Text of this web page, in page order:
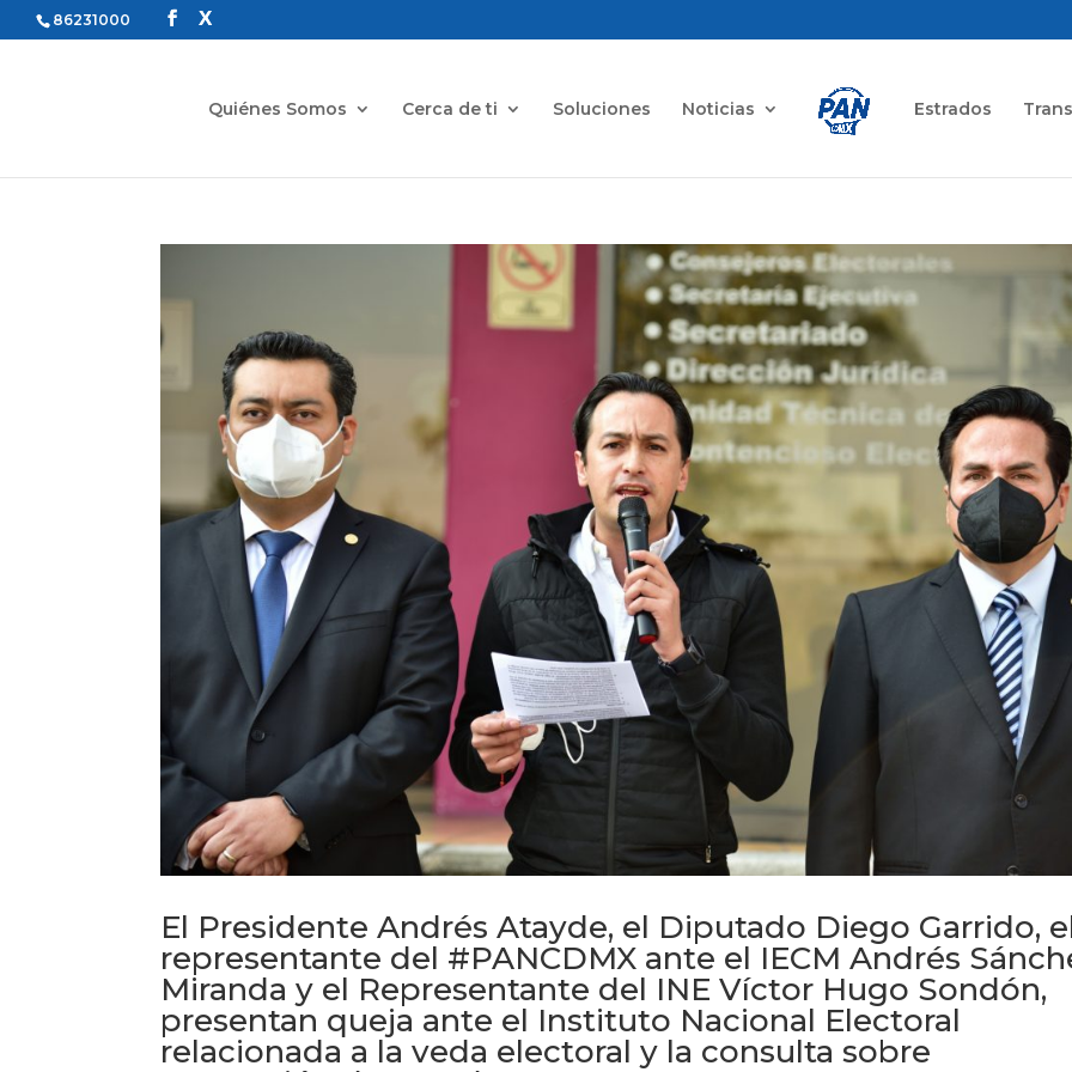
86231000
Quiénes Somos Cerca de ti Soluciones Noticias Estrados
El Presidente Andrés Atayde, el Diputado Diego Garrido,
representante del #PANCDMX ante el IECM Andrés
Miranda y el Representante del INE Víctor Hugo Sondón,
presentan queja ante el Instituto Nacional Electoral
relacionada a la veda electoral y la consulta sobre